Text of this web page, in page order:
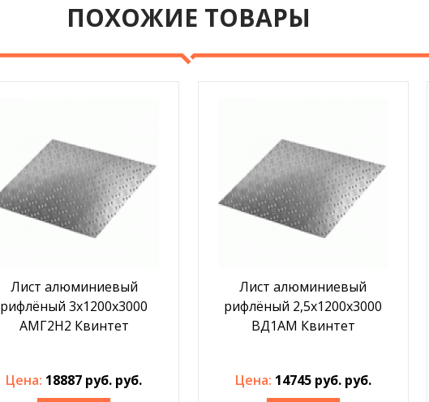
ПОХОЖИЕ ТОВАРЫ
Лист алюминиевый
рифлёный 3х1200х3000
АМГ2Н2 Квинтет
Цена: 18887 руб. руб.
Лист алюминиевый
рифлёный 2,5х1200х3000
ВД1АМ Квинтет
Цена: 14745 руб. руб.